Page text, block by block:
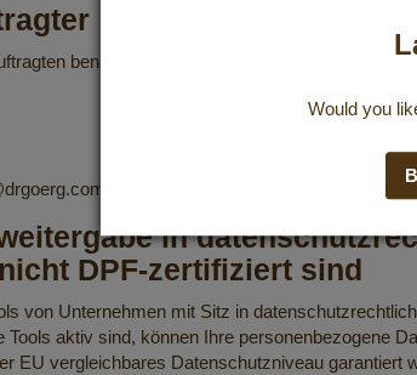
benannt.
in
DPF-zertifiziert sind
von Unternehmen mit Sitz in
aktiv sind, können Ihre personenbezogene
EU vergleichbares Datenschutzniveau garantiert
Would you